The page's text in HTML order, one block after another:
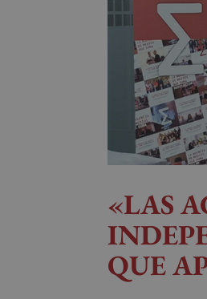
«LAS
QUE